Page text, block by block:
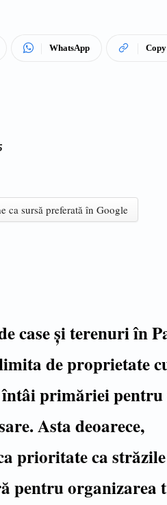
WhatsApp
ca sursă preferată în Google
case și terenuri în
de proprietate
primăriei pentru
Asta deoarece,
prioritate ca
pentru